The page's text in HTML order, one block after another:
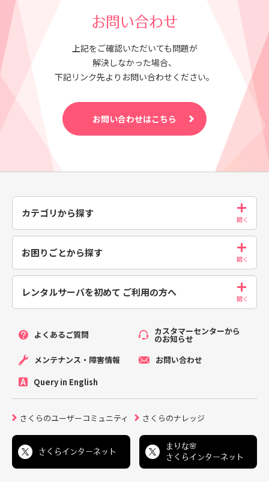
お問い合わせ
上記をご確認いただいても問題が
解決しなかった場合、
下記リンク先よりお問い合わせください。
お問い合わせはこちら
カテゴリから探す
お困りごとから探す
レンタルサーバを初めて ご利用の方へ
よくあるご質問 カスタマーセンターから
のお知らせ
メンテナンス・障害情報
お問い合わせ
Query in English
さくらのユーザーコミュニティ さくらのナレッジ
さくらインターネット
まりな🌸
さくらインターネット